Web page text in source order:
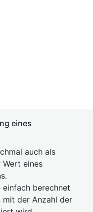
eines
auch als
eines
einfach berechnet
mit der Anzahl der